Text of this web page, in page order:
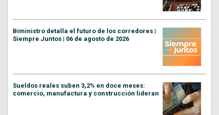
Biministro detalla el futuro de los corredores |
Siempre Juntos | 06 de agosto de 2026
Sueldos reales suben 3,2% en doce meses:
comercio, manufactura y construcción lideran